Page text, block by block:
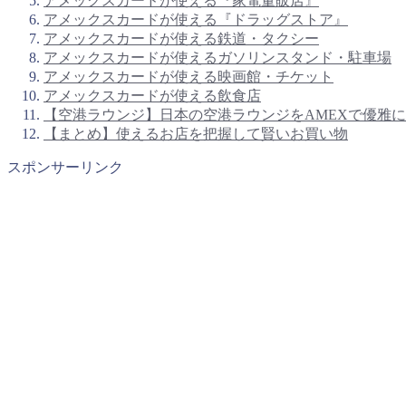
アメックスカードが使える『ドラッグストア』
アメックスカードが使える鉄道・タクシー
アメックスカードが使えるガソリンスタンド・駐車場
アメックスカードが使える映画館・チケット
アメックスカードが使える飲食店
【空港ラウンジ】日本の空港ラウンジをAMEXで優雅
【まとめ】使えるお店を把握して賢いお買い物
スポンサーリンク